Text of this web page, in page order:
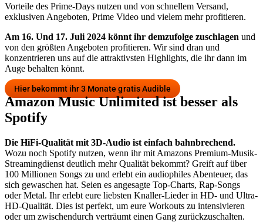
Vorteile des Prime-Days nutzen und von schnellem Versand,
exklusiven Angeboten, Prime Video und vielem mehr profitieren.
Am 16. Und 17. Juli 2024 könnt ihr demzufolge zuschlagen und
von den größten Angeboten profitieren. Wir sind dran und
konzentrieren uns auf die attraktivsten Highlights, die ihr dann im
Auge behalten könnt.
Hier bekommt ihr 3 Monate gratis Audible
Amazon Music Unlimited ist besser als
Spotify
Die HiFi-Qualität mit 3D-Audio ist einfach bahnbrechend.
Wozu noch Spotify nutzen, wenn ihr mit Amazons Premium-Musik-
Streamingdienst deutlich mehr Qualität bekommt? Greift auf über
100 Millionen Songs zu und erlebt ein audiophiles Abenteuer, das
sich gewaschen hat. Seien es angesagte Top-Charts, Rap-Songs
oder Metal. Ihr erlebt eure liebsten Knaller-Lieder in HD- und Ultra-
HD-Qualität. Dies ist perfekt, um eure Workouts zu intensivieren
oder um zwischendurch verträumt einen Gang zurückzuschalten.